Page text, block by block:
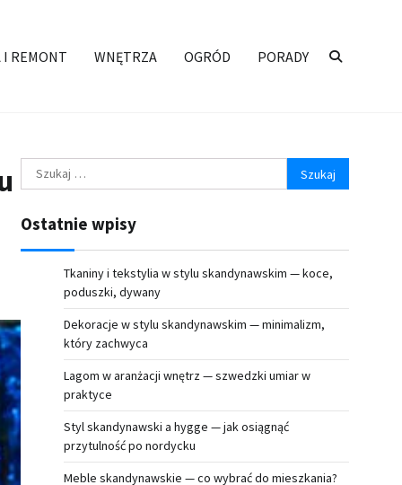
I REMONT WNĘTRZA OGRÓD PORADY
Szukaj:
Ostatnie wpisy
Tkaniny i tekstylia w stylu skandynawskim — koce,
poduszki, dywany
Dekoracje w stylu skandynawskim — minimalizm,
który zachwyca
Lagom w aranżacji wnętrz — szwedzki umiar w
praktyce
Styl skandynawski a hygge — jak osiągnąć
przytulność po nordycku
Meble skandynawskie — co wybrać do mieszkania?